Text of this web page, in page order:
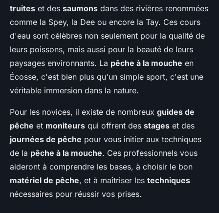
truites et des saumons dans des rivières renommées
comme la Spey, la Dee ou encore la Tay. Ces cours
d'eau sont célèbres non seulement pour la qualité de
leurs poissons, mais aussi pour la beauté de leurs
paysages environnants. La pêche à la mouche en
Écosse, c'est bien plus qu'un simple sport, c'est une
véritable immersion dans la nature.
Pour les novices, il existe de nombreux guides de
pêche et moniteurs qui offrent des stages et des
journées de pêche pour vous initier aux techniques
de la pêche à la mouche. Ces professionnels vous
aideront à comprendre les bases, à choisir le bon
matériel de pêche, et à maîtriser les techniques
nécessaires pour réussir vos prises.